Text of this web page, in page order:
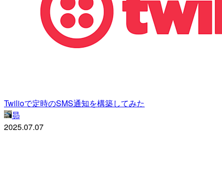
Twilioで定時のSMS通知を構築してみた
昴
2025.07.07